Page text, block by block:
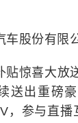
车股份有限
贴惊喜大放
送出重磅
，参与直